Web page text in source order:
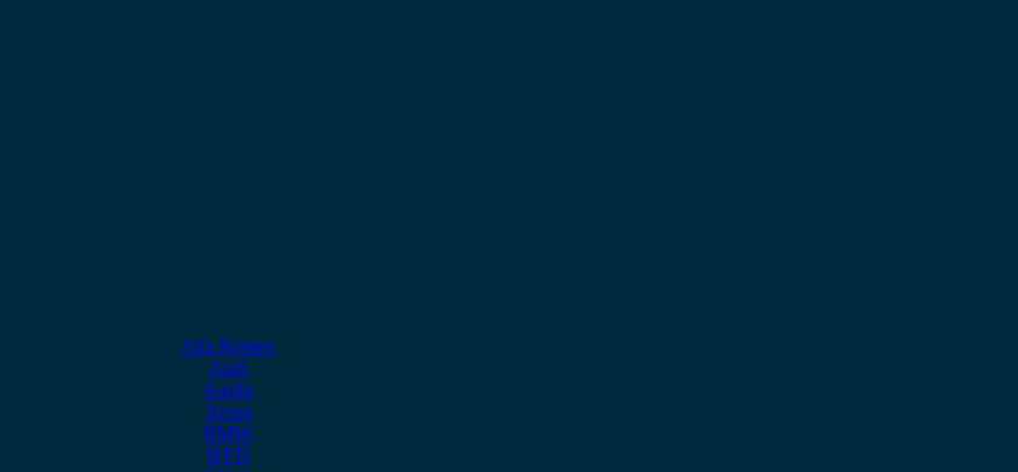
Alfa Romeo
Audi
Austin
Acura
BMW
BYD